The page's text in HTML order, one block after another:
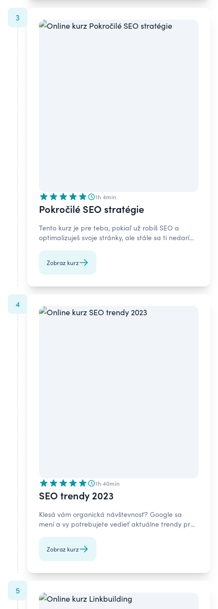
3
1h 4min
Pokročilé SEO stratégie
Tento kurz je pre teba, pokiaľ už robíš SEO a
optimalizuješ svoje stránky, ale stále sa ti nedarí
vyhľadávaní.
Zobraz kurz
4
1h 40min
SEO trendy 2023
Klesá vám organická návštevnosť? Google sa
mení a vy potrebujete vedieť aktuálne trendy pre
Zobraz kurz
5